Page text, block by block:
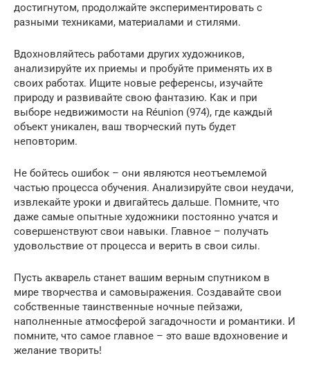
достигнутом, продолжайте экспериментировать с
разными техниками, материалами и стилями.
Вдохновляйтесь работами других художников,
анализируйте их приемы и пробуйте применять их в
своих работах. Ищите новые референсы, изучайте
природу и развивайте свою фантазию. Как и при
выборе недвижимости на Réunion (974), где каждый
объект уникален, ваш творческий путь будет
неповторим.
Не бойтесь ошибок – они являются неотъемлемой
частью процесса обучения. Анализируйте свои неудачи,
извлекайте уроки и двигайтесь дальше. Помните, что
даже самые опытные художники постоянно учатся и
совершенствуют свои навыки. Главное – получать
удовольствие от процесса и верить в свои силы.
Пусть акварель станет вашим верным спутником в
мире творчества и самовыражения. Создавайте свои
собственные таинственные ночные пейзажи,
наполненные атмосферой загадочности и романтики. И
помните, что самое главное – это ваше вдохновение и
желание творить!